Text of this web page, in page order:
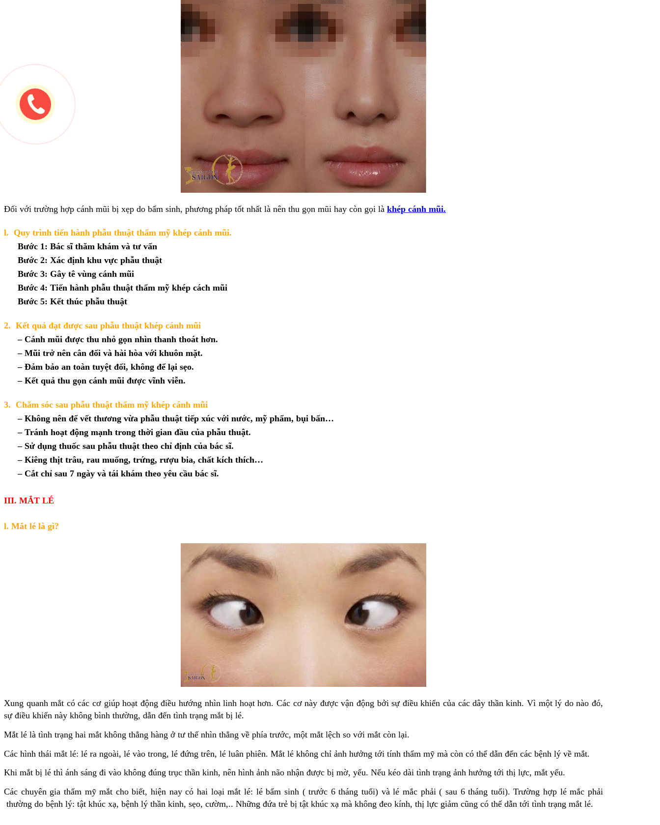
Đối với trường hợp cánh mũi bị xẹp do bẩm sinh, phương pháp tốt nhất là nên thu gọn mũi hay còn gọi là khép cánh mũi.
l. Quy trình tiến hành phẫu thuật thẩm mỹ khép cánh mũi.
Bước 1: Bác sĩ thăm khám và tư vấn
Bước 2: Xác định khu vực phẫu thuật
Bước 3: Gây tê vùng cánh mũi
Bước 4: Tiến hành phẫu thuật thẩm mỹ khép cách mũi
Bước 5: Kết thúc phẫu thuật
2. Kết quả đạt được sau phẫu thuật khép cánh mũi
– Cánh mũi được thu nhỏ gọn nhìn thanh thoát hơn.
– Mũi trở nên cân đối và hài hòa với khuôn mặt.
– Đảm bảo an toàn tuyệt đối, không để lại sẹo.
– Kết quả thu gọn cánh mũi được vĩnh viễn.
3. Chăm sóc sau phẫu thuật thẩm mỹ khép cánh mũi
– Không nên để vết thương vừa phẫu thuật tiếp xúc với nước, mỹ phẩm, bụi bẩn…
– Tránh hoạt động mạnh trong thời gian đầu của phẫu thuật.
– Sử dụng thuốc sau phẫu thuật theo chỉ định của bác sĩ.
– Kiêng thịt trâu, rau muống, trứng, rượu bia, chất kích thích…
– Cắt chỉ sau 7 ngày và tái khám theo yêu cầu bác sĩ.
III. MẮT LÉ
l. Mắt lé là gì?
Xung quanh mắt có các cơ giúp hoạt động điều hướng nhìn linh hoạt hơn. Các cơ này được vận động bởi sự điều khiển của các dây thần kinh. Vì một lý do nào đó,
sự điều khiển này không bình thường, dẫn đến tình trạng mắt bị lé.
Mắt lé là tình trạng hai mắt không thẳng hàng ở tư thế nhìn thẳng về phía trước, một mắt lệch so với mắt còn lại.
Các hình thái mắt lé: lé ra ngoài, lé vào trong, lé đứng trên, lé luân phiên. Mắt lé không chỉ ảnh hưởng tới tính thẩm mỹ mà còn có thể dẫn đến các bệnh lý về mắt.
Khi mắt bị lé thì ánh sáng đi vào không đúng trục thần kinh, nên hình ảnh não nhận được bị mờ, yếu. Nếu kéo dài tình trạng ảnh hưởng tới thị lực, mắt yếu.
Các chuyên gia thẩm mỹ mắt cho biết, hiện nay có hai loại mắt lé: lé bẩm sinh ( trước 6 tháng tuổi) và lé mắc phải ( sau 6 tháng tuổi). Trường hợp lé mắc phải
thường do bệnh lý: tật khúc xạ, bệnh lý thần kinh, sẹo, cườm,.. Những đứa trẻ bị tật khúc xạ mà không đeo kính, thị lực giảm cũng có thể dẫn tới tình trạng mắt lé.